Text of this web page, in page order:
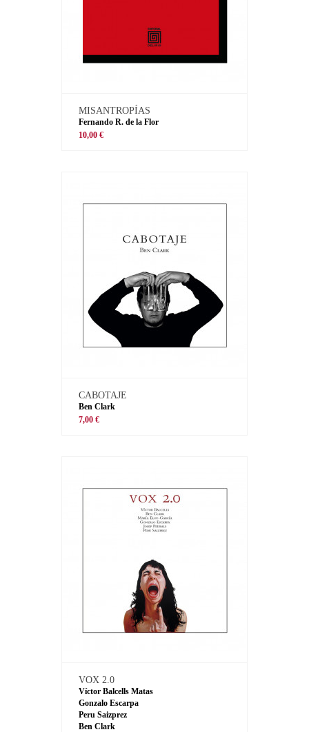
MISANTROPÍAS
Fernando R. de la Flor
10,00 €
CABOTAJE
Ben Clark
7,00 €
VOX 2.0
Víctor Balcells Matas
Gonzalo Escarpa
Peru Saizprez
Ben Clark